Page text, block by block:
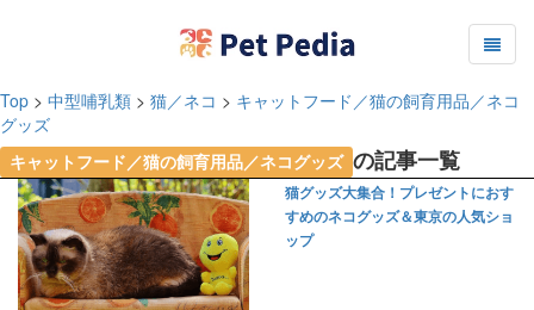
Top > 中型哺乳類 > 猫／ネコ > キャットフード／猫の飼育用品／ネコ
グッズ
キャットフード／猫の飼育用品／ネコグッズ の記事一覧
猫グッズ大集合！プレゼントにおす
すめのネコグッズ＆東京の人気ショ
ップ